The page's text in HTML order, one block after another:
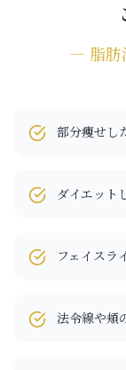
― 脂肪
部分痩せし
ダイエット
フェイスラ
法令線や頬